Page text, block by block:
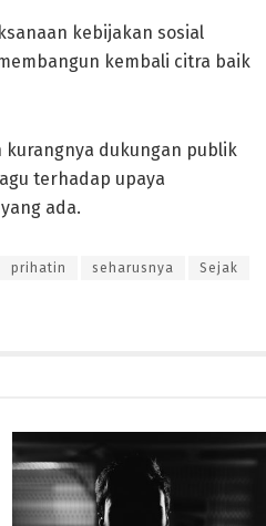
kebijakan sosial
kembali citra baik
dukungan publik
terhadap upaya
ada.
prihatin seharusnya Sejak